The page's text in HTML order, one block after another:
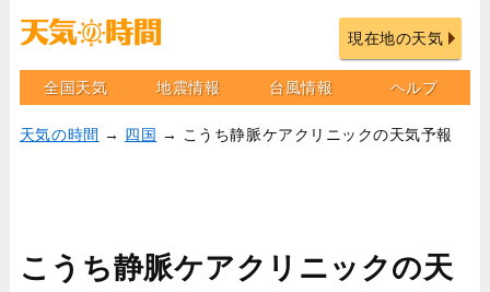
現在地の天気
全国天気 地震情報 台風情報 ヘルプ
天気の時間 → 四国 → こうち静脈ケアクリニックの天気予報
こうち静脈ケアクリニックの天